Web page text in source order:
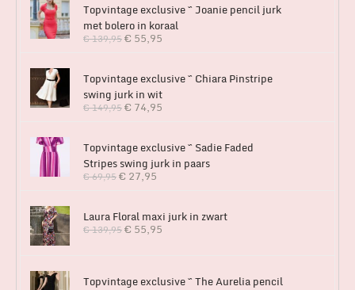
Topvintage exclusive ~ Joanie pencil jurk
met bolero in koraal
€139,95€ 55,95
Topvintage exclusive ~ Chiara Pinstripe
swing jurk in wit
€149,95€ 74,95
Topvintage exclusive ~ Sadie Faded
Stripes swing jurk in paars
€69,95€ 27,95
Laura Floral maxi jurk in zwart
€139,95€ 55,95
Topvintage exclusive ~ The Aurelia pencil